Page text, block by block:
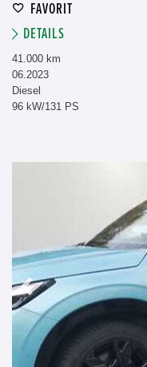
FAVORIT
DETAILS
41.000 km
06.2023
Diesel
96 kW/131 PS